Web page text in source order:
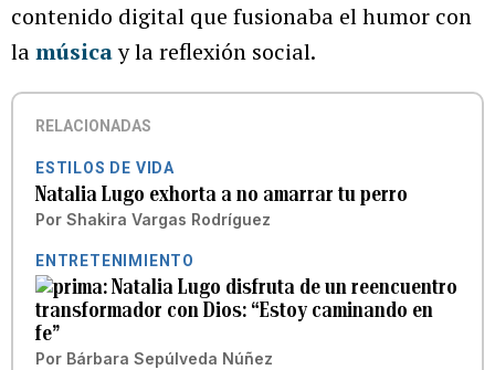
contenido digital que fusionaba el humor con
lamúsicay la reflexión social.
RELACIONADAS
ESTILOS DE VIDA
Natalia Lugo exhorta a no amarrar tu perro
Por Shakira Vargas Rodríguez
ENTRETENIMIENTO
Natalia Lugo disfruta de un reencuentro
transformador con Dios: “Estoy caminando en
fe”
Por Bárbara Sepúlveda Núñez